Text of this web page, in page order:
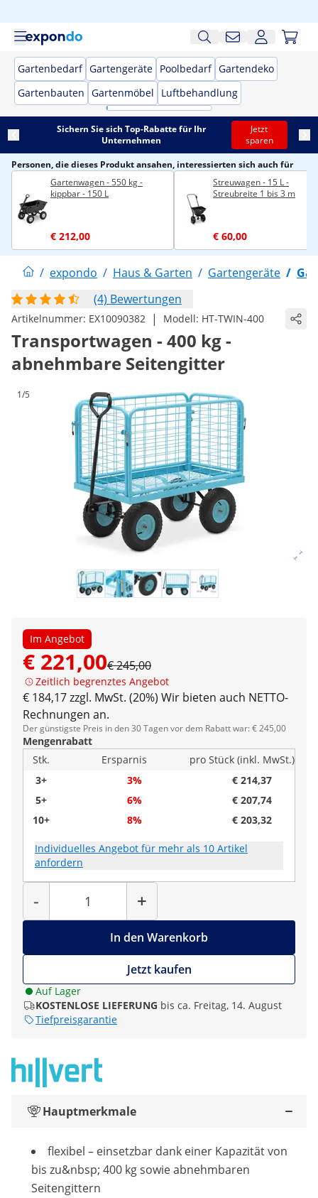
Gartenbedarf Gartengeräte Poolbedarf Gartendeko
Gartenbauten Gartenmöbel Luftbehandlung
Sichern Sie sich Top-Rabatte für Ihr
Unternehmen
Jetzt
sparen
Personen, die dieses Produkt ansahen, interessierten sich auch für
Gartenwagen - 550 kg -
kippbar - 150 L
€ 212,00
Streuwagen - 15 L -
Streubreite 1 bis 3 m
€ 60,00
/ expondo / Haus & Garten / Gartengeräte /
(4) Bewertungen
Artikelnummer: EX10090382 | Modell: HT-TWIN-400
Transportwagen - 400 kg -
abnehmbare Seitengitter
1/5
Im Angebot
€ 221,00€ 245,00
Zeitlich begrenztes Angebot
€ 184,17 zzgl. MwSt. (20%) Wir bieten auch NETTO-
Rechnungen an.
Der günstigste Preis in den 30 Tagen vor dem Rabatt war: € 245,00
Mengenrabatt
Stk.
Ersparnis
pro Stück (inkl. MwSt.)
3+
3%
€ 214,37
5+
6%
€ 207,74
10+
8% € 203,32
Individuelles Angebot für mehr als 10 Artikel
anfordern
-
Menge
+
In den Warenkorb
Jetzt kaufen
Auf Lager
KOSTENLOSE LIEFERUNG bis ca. Freitag, 14. August
Tiefpreisgarantie
Hauptmerkmale
flexibel – einsetzbar dank einer Kapazität von
bis zu&nbsp; 400 kg sowie abnehmbaren
Seitengittern